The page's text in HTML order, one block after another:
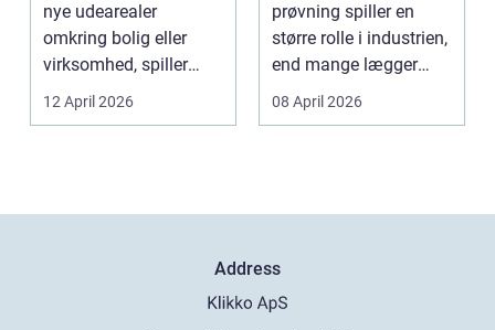
nye udearealer
omkring bolig eller
virksomhed, spiller
belægningen en helt
centra...
12 April 2026
prøvning spiller en
større rolle i industrien,
end mange lægger
mærke til i hverdage...
08 April 2026
Address